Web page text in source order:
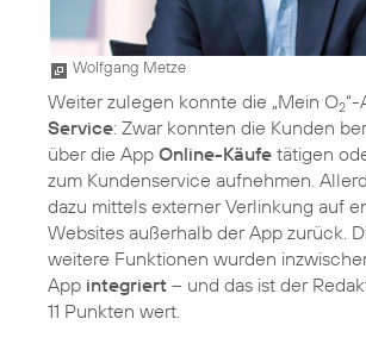
Wolfgang Metze
Weiter zulegen konnte die „Mein O2
Service: Zwar konnten die Kunden
über die App Online-Käufe tätigen
zum Kundenservice aufnehmen.
dazu mittels externer Verlinkung auf
Websites außerhalb der App zurück.
weitere Funktionen wurden
App integriert – und das ist der
11 Punkten wert.